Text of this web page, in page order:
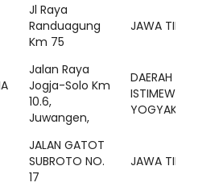
Jl Raya
Randuagung
Km 75
JAWA TIMUR
Jalan Raya
Jogja-Solo Km
10.6,
Juwangen,
DAERAH
ISTIMEWA
YOGYAKARTA
JALAN GATOT
SUBROTO NO.
17
JAWA TIMUR